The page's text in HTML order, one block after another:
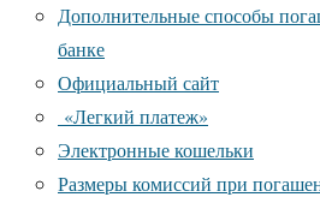
Дополнительные способы
банке
Официальный сайт
«Легкий платеж»
Электронные кошельки
Размеры комиссий при